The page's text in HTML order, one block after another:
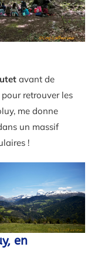
avant de
retrouver les
me donne
un massif
!
en